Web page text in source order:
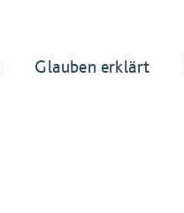
Glauben erklärt